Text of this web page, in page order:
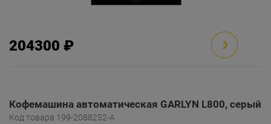
204300 ₽
Кофемашина автоматическая GARLYN L800, серый
Код товара 199-2088252-A